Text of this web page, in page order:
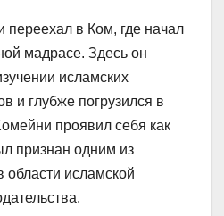
переехал в Ком, где начал
мадрасе. Здесь он
исламских
и глубже погрузился в
проявил себя как
признан одним из
области исламской